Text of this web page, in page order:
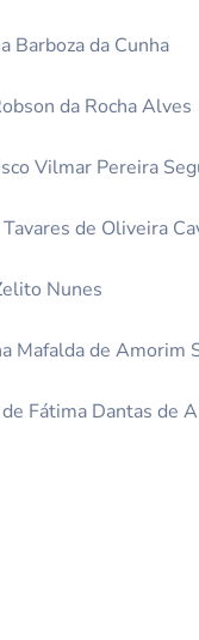
Barboza da Cunha
da Rocha Alves
Vilmar Pereira
de Oliveira
Nunes
Mafalda de Amorim
Fátima Dantas de